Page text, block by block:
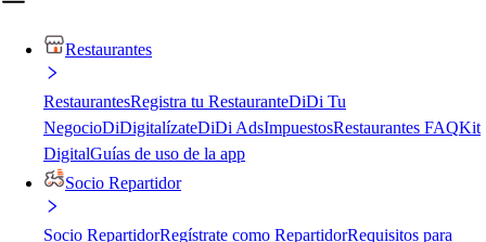
Restaurantes
RestaurantesRegistra tu RestauranteDiDi Tu
NegocioDiDigitalízateDiDi AdsImpuestosRestaurantes FAQKit
DigitalGuías de uso de la app
Socio Repartidor
Socio RepartidorRegístrate como RepartidorRequisitos para